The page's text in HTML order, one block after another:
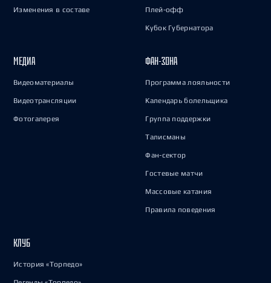
Изменения в составе Плей-офф
Кубок Губернатора
МЕДИА
Видеоматериалы
Видеотрансляции
Фотогалерея
ФАН-ЗОНА
Программа лояльности
Календарь болельщика
Группа поддержки
Талисманы
Фан-сектор
Гостевые матчи
Массовые катания
Правила поведения
КЛУБ
История «Торпедо»